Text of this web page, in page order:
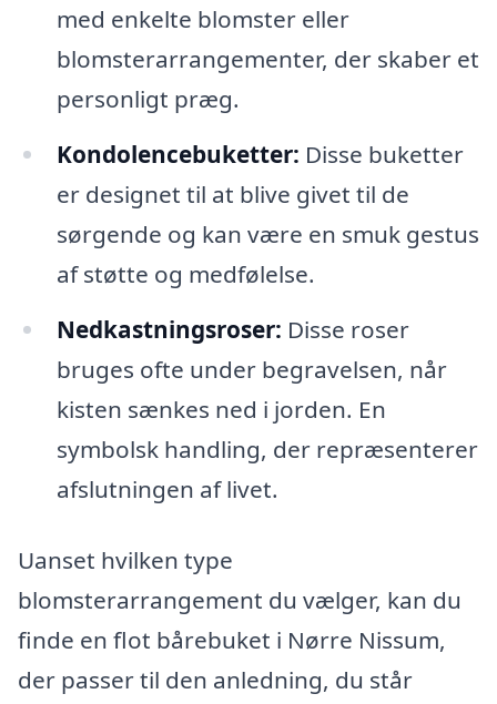
med enkelte blomster eller
blomsterarrangementer, der skaber et
personligt præg.
Kondolencebuketter: Disse buketter
er designet til at blive givet til de
sørgende og kan være en smuk gestus
af støtte og medfølelse.
Nedkastningsroser: Disse roser
bruges ofte under begravelsen, når
kisten sænkes ned i jorden. En
symbolsk handling, der repræsenterer
afslutningen af livet.
Uanset hvilken type
blomsterarrangement du vælger, kan du
finde en flot bårebuket i Nørre Nissum,
der passer til den anledning, du står